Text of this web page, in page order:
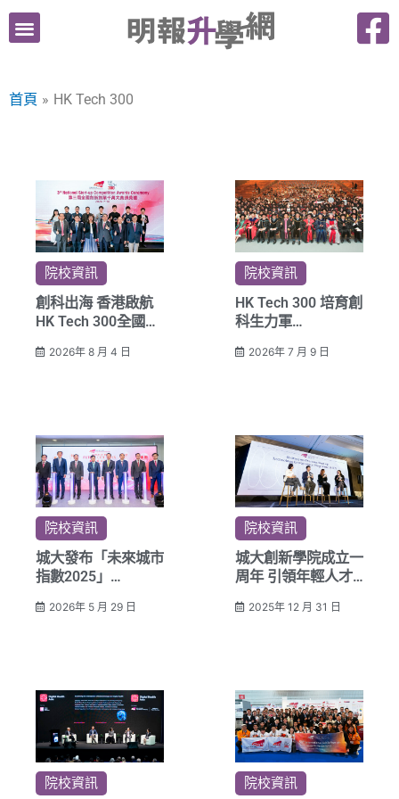
跳
內首頁 HK Tech 300
院校資訊
創科出海 香港啟航
HK Tech 300全國千
地城市
2026年 8 月 4 日
院校資訊
HK Tech 300 培育創
科生力軍
生畢業 組團隊創業
2026年 7 月 9 日
院校資訊
城大發布「未來城市
指數2025」
教育科技人才金融的
2026年 5 月 29 日
院校資訊
城大創新學院成立一
周年 引領年輕人才
2025年 12 月 31 日
院校資訊 院校資訊